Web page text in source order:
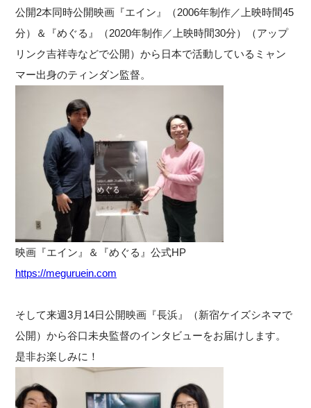
公開2本同時公開映画『エイン』（2006年制作／上映時間45
分）＆『めぐる』（2020年制作／上映時間30分）（アップ
リンク吉祥寺などで公開）から日本で活動しているミャン
マー出身のティンダン監督。
映画『エイン』＆『めぐる』公式HP
https://meguruein.com
そして来週3月14日公開映画『長浜』（新宿ケイズシネマで
公開）から谷口未央監督のインタビューをお届けします。
是非お楽しみに！